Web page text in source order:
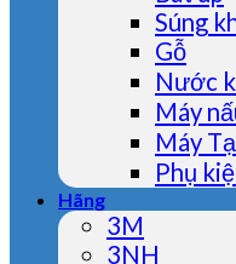
Súng
Gỗ
Nước
Máy
Máy
Phụ
Hãng
3M
3NH